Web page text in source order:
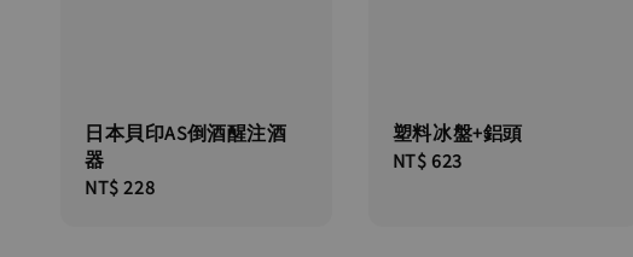
日本貝印AS倒酒醒注酒
器
Regular
NT$ 228
塑料冰盤+鋁頭
Regular
NT$ 623